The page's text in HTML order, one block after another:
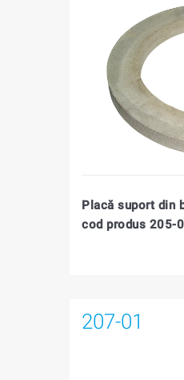
Placă suport din
cod produs 205-
207-01